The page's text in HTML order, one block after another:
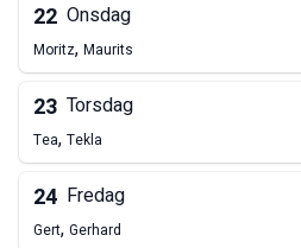
22 Onsdag
Moritz, Maurits
23 Torsdag
Tea, Tekla
24 Fredag
Gert, Gerhard